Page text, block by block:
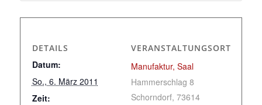
DETAILS
Datum:
So., 6. März 2011
Zeit:
VERANSTALTUNGSORT
Manufaktur, Saal
Hammerschlag 8
Schorndorf, 73614